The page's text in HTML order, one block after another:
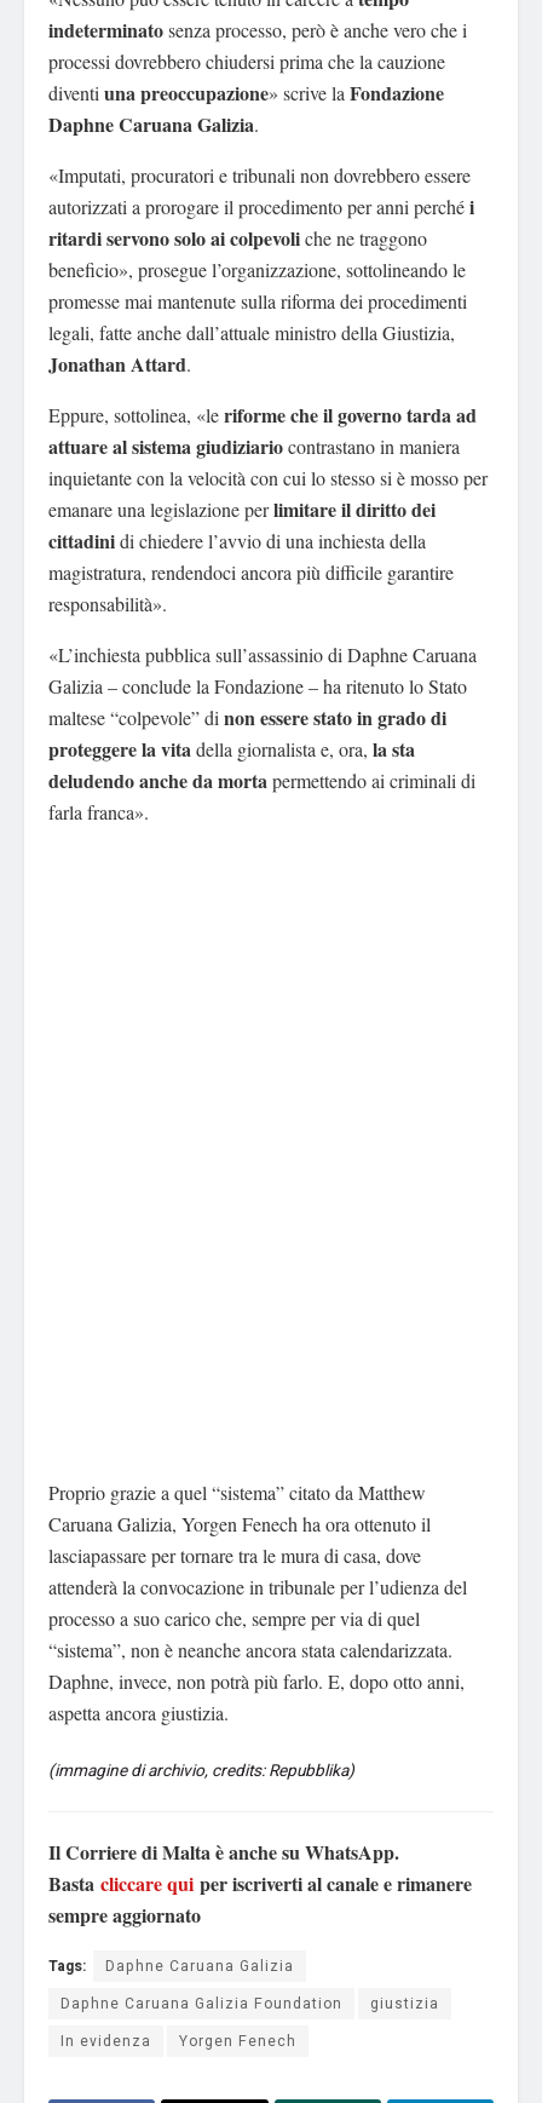
indeterminatosenza processo, però è anche vero che i
processi dovrebbero chiudersi prima che la cauzione
diventi una preoccupazione» scrive la Fondazione
Daphne Caruana Galizia.
«Imputati, procuratori e tribunali non dovrebbero essere
autorizzati a prorogare il procedimento per anni perchéi
ritardi servono solo ai colpevoliche ne traggono
beneficio», prosegue l’organizzazione, sottolineando le
promesse mai mantenute sulla riforma dei procedimenti
legali, fatte anche dall’attuale ministro della Giustizia,
Jonathan Attard.
Eppure, sottolinea, «leriforme che il governo tarda ad
attuare al sistema giudiziariocontrastano in maniera
inquietante con la velocità con cui lo stesso si è mosso per
emanare una legislazione perlimitare il diritto dei
cittadinidi chiedere l’avvio di una inchiesta della
magistratura, rendendoci ancora più difficile garantire
responsabilità».
«L’inchiesta pubblica sull’assassinio di Daphne Caruana
Galizia – conclude la Fondazione – ha ritenuto lo Stato
maltese “colpevole” di non essere stato in grado di
proteggerela vitadella giornalista e, ora, la sta
deludendo anche da mortapermettendo ai criminali di
farla franca».
Proprio grazie a quel “sistema” citato da Matthew
Caruana Galizia, Yorgen Fenech ha ora ottenuto il
lasciapassare per tornare tra le mura di casa, dove
attenderà la convocazione in tribunale per l’udienza del
processo a suo carico che, sempre per via di quel
“sistema”, non è neanche ancora stata calendarizzata.
Daphne, invece, non potrà più farlo. E, dopo otto anni,
aspetta ancora giustizia.
(immagine di archivio, credits: Repubblika)
Il Corriere di Malta è anche su WhatsApp.
Basta cliccare qui per iscriverti al canale e rimanere
sempre aggiornato
Tags:
Daphne Caruana Galizia
Daphne Caruana Galizia Foundation
giustizia
In evidenza
Yorgen Fenech